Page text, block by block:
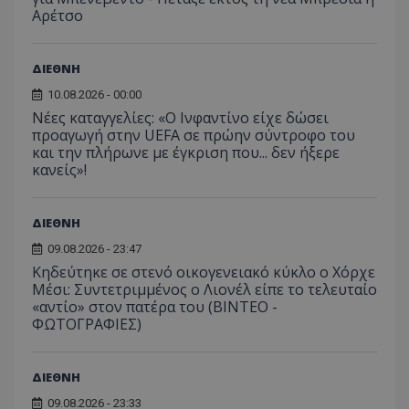
Αρέτσο
ΔΙΕΘΝΗ
10.08.2026 - 00:00
Νέες καταγγελίες: «Ο Ινφαντίνο είχε δώσει
προαγωγή στην UEFA σε πρώην σύντροφο του
και την πλήρωνε με έγκριση που... δεν ήξερε
κανείς»!
ΔΙΕΘΝΗ
09.08.2026 - 23:47
Κηδεύτηκε σε στενό οικογενειακό κύκλο ο Χόρχε
Μέσι: Συντετριμμένος ο Λιονέλ είπε το τελευταίο
«αντίο» στον πατέρα του (ΒΙΝΤΕΟ -
ΦΩΤΟΓΡΑΦΙΕΣ)
ΔΙΕΘΝΗ
09.08.2026 - 23:33